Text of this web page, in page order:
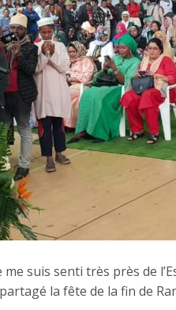
suis senti très près de
la fête de la fin de